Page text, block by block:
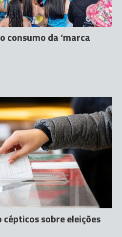
consumo da ‘marca
sobre eleições